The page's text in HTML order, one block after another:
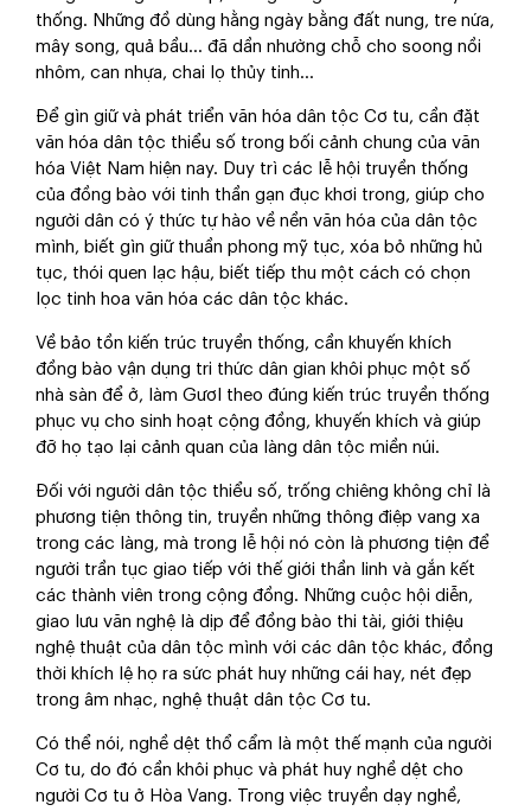
thống. Những đồ dùng hằng ngày bằng đất nung, tre nứa,
mây song, quả bầu... đã dần nhường chỗ cho soong nồi
nhôm, can nhựa, chai lọ thủy tinh...
Để gìn giữ và phát triển văn hóa dân tộc Cơ tu, cần đặt
văn hóa dân tộc thiểu số trong bối cảnh chung của văn
hóa Việt Nam hiện nay. Duy trì các lễ hội truyền thống
của đồng bào với tinh thần gạn đục khơi trong, giúp cho
người dân có ý thức tự hào về nền văn hóa của dân tộc
mình, biết gìn giữ thuần phong mỹ tục, xóa bỏ những hủ
tục, thói quen lạc hậu, biết tiếp thu một cách có chọn
lọc tinh hoa văn hóa các dân tộc khác.
Về bảo tồn kiến trúc truyền thống, cần khuyến khích
đồng bào vận dụng tri thức dân gian khôi phục một số
nhà sàn để ở, làm Gươl theo đúng kiến trúc truyền thống
phục vụ cho sinh hoạt cộng đồng, khuyến khích và giúp
đỡ họ tạo lại cảnh quan của làng dân tộc miền núi.
Đối với người dân tộc thiểu số, trống chiêng không chỉ là
phương tiện thông tin, truyền những thông điệp vang xa
trong các làng, mà trong lễ hội nó còn là phương tiện để
người trần tục giao tiếp với thế giới thần linh và gắn kết
các thành viên trong cộng đồng. Những cuộc hội diễn,
giao lưu văn nghệ là dịp để đồng bào thi tài, giới thiệu
nghệ thuật của dân tộc mình với các dân tộc khác, đồng
thời khích lệ họ ra sức phát huy những cái hay, nét đẹp
trong âm nhạc, nghệ thuật dân tộc Cơ tu.
Có thể nói, nghề dệt thổ cẩm là một thế mạnh của người
Cơ tu, do đó cần khôi phục và phát huy nghề dệt cho
người Cơ tu ở Hòa Vang. Trong việc truyền dạy nghề,